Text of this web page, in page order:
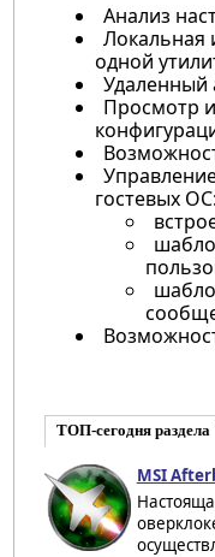
Анализ
Локальная
одной
Удаленный
Просмотр
гостевых ОС:
ТОП-сегодня
MSI